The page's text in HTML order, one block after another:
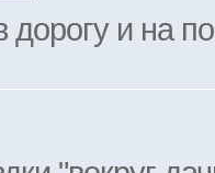
дорогу и на